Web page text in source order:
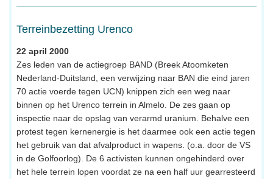
Terreinbezetting Urenco
22 april 2000
Zes leden van de actiegroep BAND (Breek Atoomketen
Nederland-Duitsland, een verwijzing naar BAN die eind jaren
70 actie voerde tegen UCN) knippen zich een weg naar
binnen op het Urenco terrein in Almelo. De zes gaan op
inspectie naar de opslag van verarmd uranium. Behalve een
protest tegen kernenergie is het daarmee ook een actie tegen
het gebruik van dat afvalproduct in wapens. (o.a. door de VS
in de Golfoorlog). De 6 activisten kunnen ongehinderd over
het hele terrein lopen voordat ze na een half uur gearresteerd